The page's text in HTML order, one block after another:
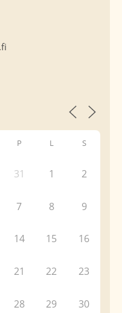
P L S
31 1 2
7 8 9
14 15 16
21 22 23
28 29 30